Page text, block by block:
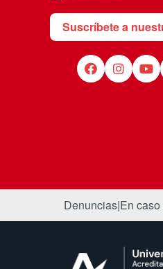
Suscríbete a
Denuncias|En